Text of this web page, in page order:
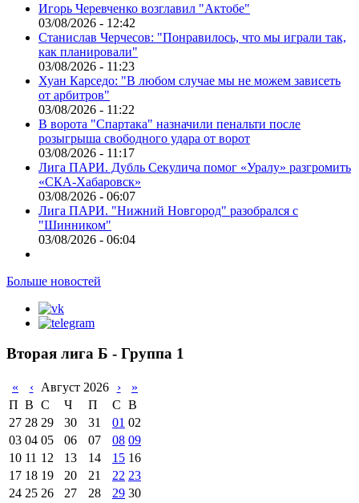
Игорь Черевченко возглавил "Актобе"
03/08/2026 - 12:42
Станислав Черчесов: "Понравилось, что мы играли так,
как планировали"
03/08/2026 - 11:23
Хуан Карседо: "В любом случае мы не можем зависеть
от арбитров"
03/08/2026 - 11:22
В ворота "Спартака" назначили пенальти после
розыгрыша свободного удара от ворот
03/08/2026 - 11:17
Лига ПАРИ. Дубль Секулича помог «Уралу» разгромить
«СКА-Хабаровск»
03/08/2026 - 06:07
Лига ПАРИ. "Нижний Новгород" разобрался с
"Шинником"
03/08/2026 - 06:04
Больше новостей
Вторая лига Б - Группа 1
« ‹ Август 2026 ›
»
П В С Ч П С В
27 28 29 30 31 01 02
03 04 05 06 07 08 09
10 11 12 13 14 15 16
17 18 19 20 21 22 23
24 25 26 27 28 29 30